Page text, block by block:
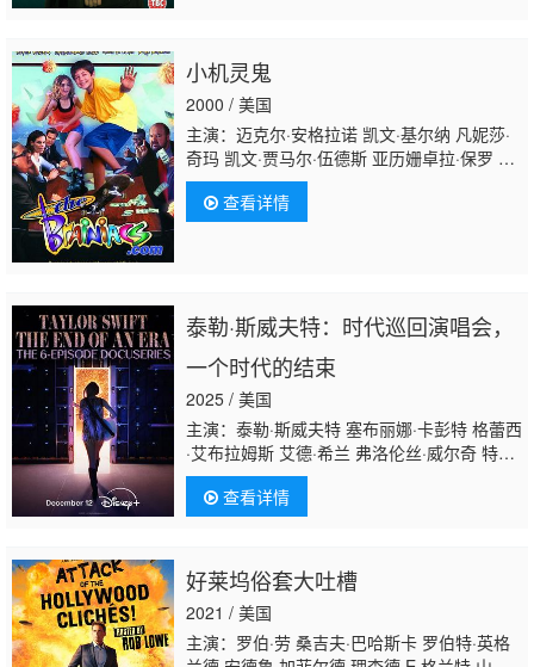
小机灵鬼
2000 / 美国
主演：迈克尔·安格拉诺 凯文·基尔纳 凡妮莎·
奇玛 凯文·贾马尔·伍德斯 亚历姗卓拉·保罗 多
姆·德路易斯 弗洛伦丝·斯坦利
查看详情
泰勒·斯威夫特：时代巡回演唱会，
一个时代的结束
2025 / 美国
主演：泰勒·斯威夫特 塞布丽娜·卡彭特 格蕾西
·艾布拉姆斯 艾德·希兰 弗洛伦丝·威尔奇 特拉
维斯·凯尔西
查看详情
好莱坞俗套大吐槽
2021 / 美国
主演：罗伯·劳 桑吉夫·巴哈斯卡 罗伯特·英格